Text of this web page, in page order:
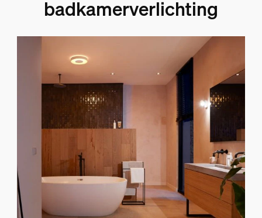
badkamerverlichting